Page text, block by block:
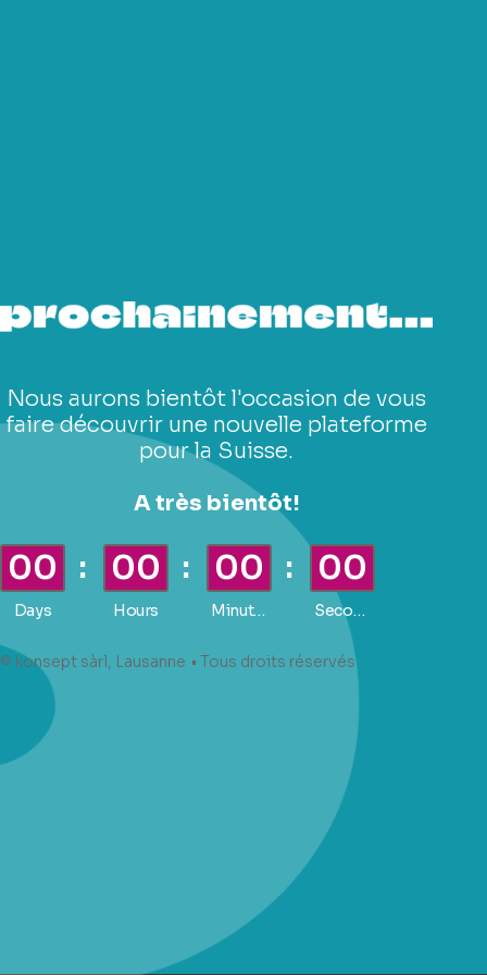
Nous aurons bientôt l'occasion de vous
faire découvrir une nouvelle plateforme
pour la Suisse.
A très bientôt!
00
Days
00
Hours
00
Minutes
00
Seconds
© konsept sàrl, Lausanne • Tous droits réservés